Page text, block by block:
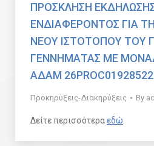
ΠΡΟΣΚΛΗΣΗ
ΕΝΔΙΑΦΕΡΟΝΤΟΣ ΓΙΑ
ΝΕΟΥ ΙΣΤΟΤΟΠΟΥ ΤΟΥ
ΓΕΝΝΗΜΑΤΑΣ ΜΕ
ΑΔΑΜ
Προκηρύξεις-Διακηρύξεις By
Δείτε περισσότεραεδώ